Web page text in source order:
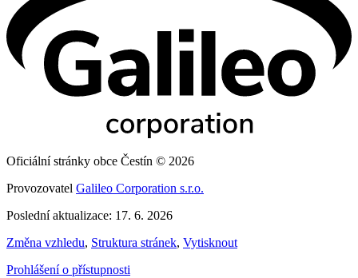
Oficiální stránky obce Čestín © 2026
Provozovatel Galileo Corporation s.r.o.
Poslední aktualizace: 17. 6. 2026
Změna vzhledu, Struktura stránek, Vytisknout
Prohlášení o přístupnosti